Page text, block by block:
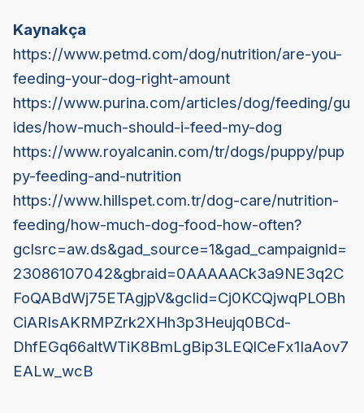
Kaynakça
https://www.petmd.com/dog/nutrition/are-you-
feeding-your-dog-right-amount
https://www.purina.com/articles/dog/feeding/gu
ides/how-much-should-i-feed-my-dog
https://www.royalcanin.com/tr/dogs/puppy/pup
py-feeding-and-nutrition
https://www.hillspet.com.tr/dog-care/nutrition-
feeding/how-much-dog-food-how-often?
gclsrc=aw.ds&gad_source=1&gad_campaignid=
23086107042&gbraid=0AAAAACk3a9NE3q2C
FoQABdWj75ETAgjpV&gclid=Cj0KCQjwqPLOBh
CiARIsAKRMPZrk2XHh3p3Heujq0BCd-
DhfEGq66altWTiK8BmLgBip3LEQlCeFx1IaAov7
EALw_wcB